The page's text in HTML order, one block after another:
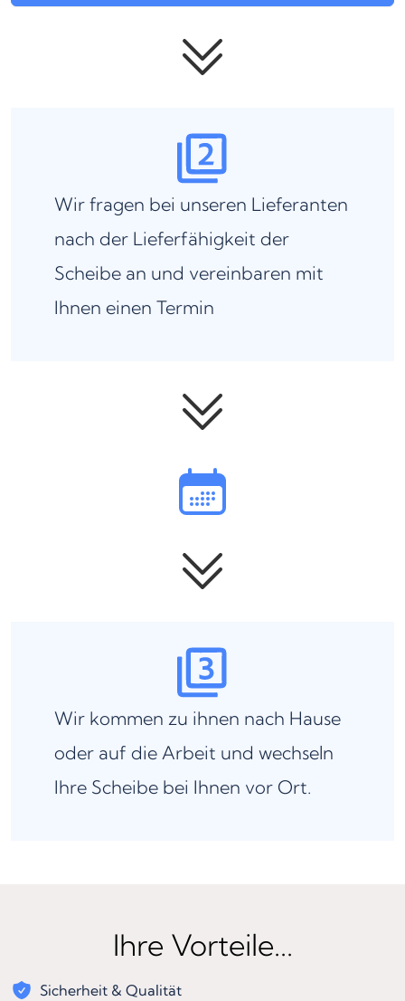
Wir fragen bei unseren Lieferanten
nach der Lieferfähigkeit der
Scheibe an und vereinbaren mit
Ihnen einen Termin
Wir kommen zu ihnen nach Hause
oder auf die Arbeit und wechseln
Ihre Scheibe bei Ihnen vor Ort.
Ihre Vorteile...
Sicherheit & Qualität